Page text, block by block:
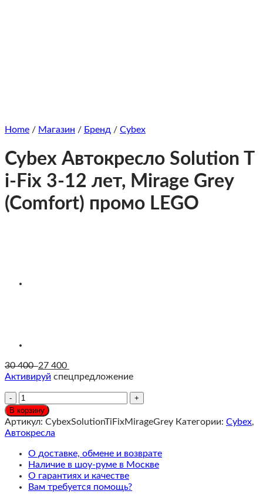
Home / Магазин / Бренд / Cybex
Cybex Автокресло Solution T
i-Fix 3-12 лет, Mirage Grey
(Comfort) промо LEGO
30 400 27 400
Активируй спецпредложение
Количество
Cybex
Автокресло
Solution
i-
Fix
3-
12
В корзину
Артикул: CybexSolutionTiFixMirageGrey Категории: Cybex,
Автокресла
О доставке, обмене и возврате
Наличие в шоу-руме в Москве
О гарантиях и качестве
Вам требуется помощь?